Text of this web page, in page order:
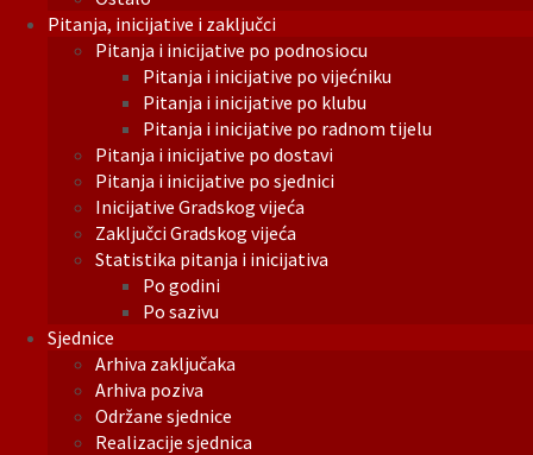
Pitanja, inicijative i zaključci
Pitanja i inicijative po podnosiocu
Pitanja i inicijative po vijećniku
Pitanja i inicijative po klubu
Pitanja i inicijative po radnom tijelu
Pitanja i inicijative po dostavi
Pitanja i inicijative po sjednici
Inicijative Gradskog vijeća
Zaključci Gradskog vijeća
Statistika pitanja i inicijativa
Po godini
Po sazivu
Sjednice
Arhiva zaključaka
Arhiva poziva
Održane sjednice
Realizacije sjednica